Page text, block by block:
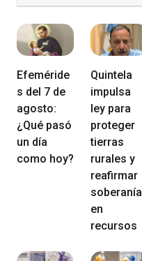
Efeméride
s del 7 de
agosto:
¿Qué pasó
un día
como hoy?
Quintela
impulsa
ley para
proteger
tierras
rurales y
reafirmar
soberanía
en
recursos